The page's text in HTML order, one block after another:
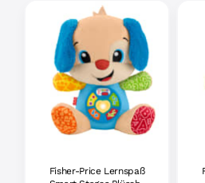
Fisher-Price Lernspaß